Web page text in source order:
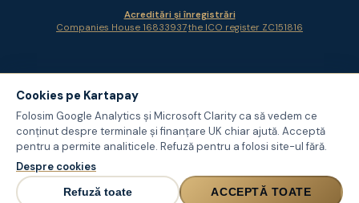
Acreditări și înregistrări
Companies House 16833937·the ICO register ZC151816
Cookies pe Kartapay
Folosim Google Analytics și Microsoft Clarity ca să vedem ce
conținut despre terminale și finanțare UK chiar ajută. Acceptă
pentru a permite analiticele. Refuză pentru a folosi site-ul fără.
Despre cookies
Refuză toate ACCEPTĂ TOATE